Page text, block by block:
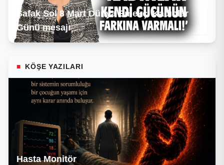
Şafak Sol 8 Mart Dünya Emekçi Kadınlar
Günü mesajı
■ KÖŞE YAZILARI
Hasta Monitör